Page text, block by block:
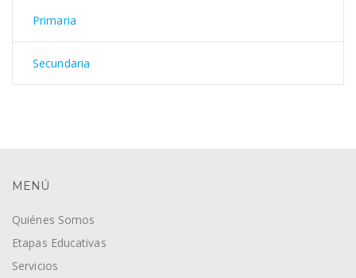
Primaria
Secundaria
MENÚ
Quiénes Somos
Etapas Educativas
Servicios